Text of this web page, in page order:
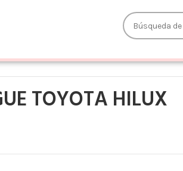
TOYOTA HILUX